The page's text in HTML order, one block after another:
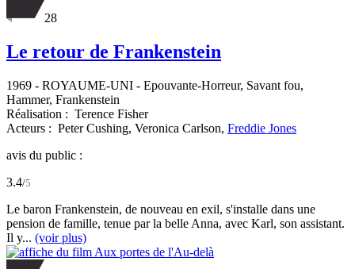
28
Le retour de Frankenstein
1969 - ROYAUME-UNI - Epouvante-Horreur, Savant fou,
Hammer, Frankenstein
Réalisation : Terence Fisher
Acteurs : Peter Cushing, Veronica Carlson, Freddie Jones
avis du public :
3.4/5
Le baron Frankenstein, de nouveau en exil, s'installe dans une
pension de famille, tenue par la belle Anna, avec Karl, son assistant.
Il y... (voir plus)